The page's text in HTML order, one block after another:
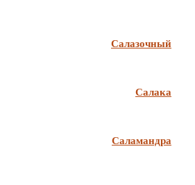
Салазочный
Салака
Саламандра